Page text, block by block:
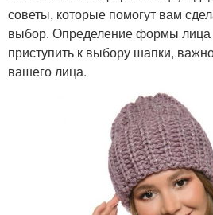
советы, которые помогут вам
выбор. Определение формы лица
приступить к выбору шапки,
вашего лица.